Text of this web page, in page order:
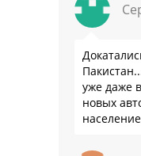
уже даже
новых